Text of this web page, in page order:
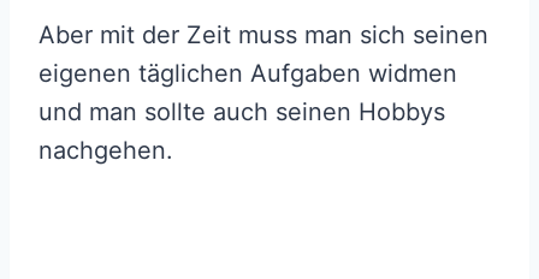
Aber mit der Zeit muss man sich seinen
eigenen täglichen Aufgaben widmen
und man sollte auch seinen Hobbys
nachgehen.